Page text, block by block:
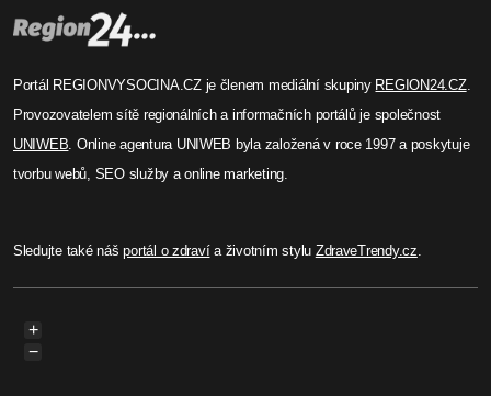
Portál REGIONVYSOCINA.CZ je členem mediální skupiny REGION24.CZ.
Provozovatelem sítě regionálních a informačních portálů je společnost
UNIWEB . Online agentura UNIWEB byla založená v roce 1997 a poskytuje
tvorbu webů, SEO služby a online marketing.
Sledujte také nášportál o zdravía životním stylu ZdraveTrendy.cz
+
−